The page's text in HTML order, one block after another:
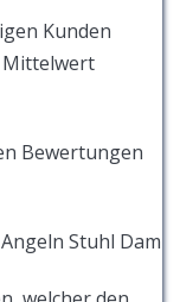
Kunden
Mittelwert
Bewertungen
Stuhl Dam